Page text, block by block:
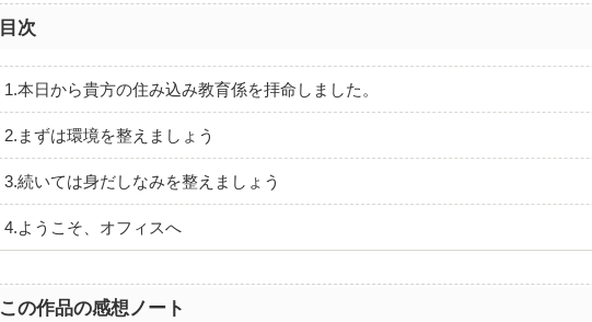
目次
1.本日から貴方の住み込み教育係を拝命しました。
2.まずは環境を整えましょう
3.続いては身だしなみを整えましょう
4.ようこそ、オフィスへ
この作品の感想ノート